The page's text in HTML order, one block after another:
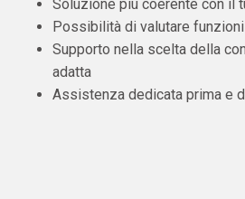
Soluzione più coerente con il
Possibilità di valutare
Supporto nella scelta della
adatta
Assistenza dedicata prima e